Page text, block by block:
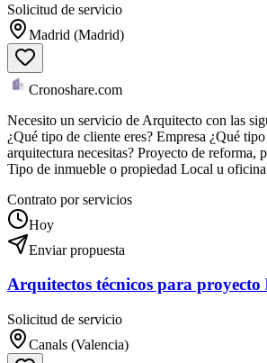
Solicitud de servicio
Madrid (Madrid)
Cronoshare.com
Necesito un servicio de Arquitecto con las
¿Qué tipo de cliente eres? Empresa ¿Qué
arquitectura necesitas? Proyecto de reforma,
Tipo de inmueble o propiedad Local u oficina
Contrato por servicios
Hoy
Enviar propuesta
Arquitectos técnicos para
Solicitud de servicio
Canals (Valencia)